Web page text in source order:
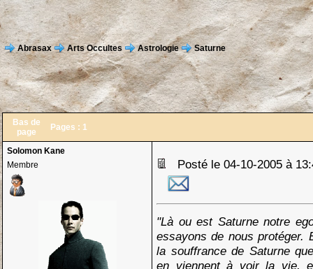
Abrasax Arts Occultes Astrologie Saturne
Bas de
page
Pages : 1
Solomon Kane
Membre
Posté le 04-10-2005 à
"Là ou est Saturne notre
essayons de nous protéger.
la souffrance de Saturne
en viennent à voir la vie,